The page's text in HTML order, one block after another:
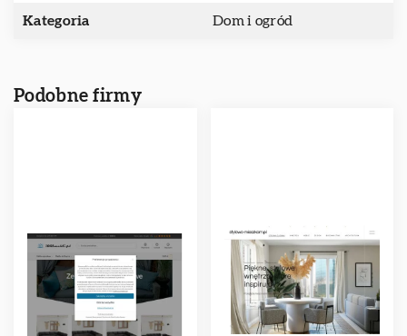
Kategoria Dom i ogród
Podobne firmy